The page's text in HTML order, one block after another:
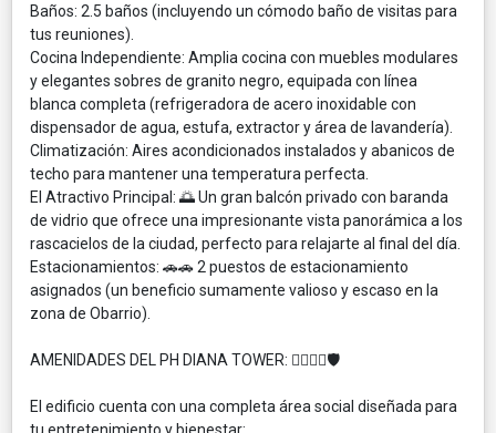
​Baños: 2.5 baños (incluyendo un cómodo baño de visitas para
tus reuniones).
​Cocina Independiente: Amplia cocina con muebles modulares
y elegantes sobres de granito negro, equipada con línea
blanca completa (refrigeradora de acero inoxidable con
dispensador de agua, estufa, extractor y área de lavandería).
​Climatización: Aires acondicionados instalados y abanicos de
techo para mantener una temperatura perfecta.
​El Atractivo Principal: 🌅 Un gran balcón privado con baranda
de vidrio que ofrece una impresionante vista panorámica a los
rascacielos de la ciudad, perfecto para relajarte al final del día.
​Estacionamientos: 🚗🚗 2 puestos de estacionamiento
asignados (un beneficio sumamente valioso y escaso en la
zona de Obarrio).
​AMENIDADES DEL PH DIANA TOWER: 🏊‍♂️🏋️‍♀️🛡️
​El edificio cuenta con una completa área social diseñada para